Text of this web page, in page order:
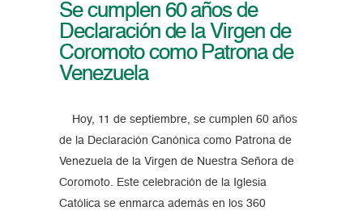
Se cumplen 60 años de
Declaración de la Virgen de
Coromoto como Patrona de
Venezuela
Hoy, 11 de septiembre, se cumplen 60 años
de la Declaración Canónica como Patrona de
Venezuela de la Virgen de Nuestra Señora de
Coromoto. Este celebración de la Iglesia
Católica se enmarca además en los 360